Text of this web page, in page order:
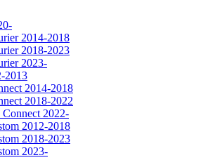
2014-2018
2018-2023
2023-
2013
2014-2018
2018-2022
2022-
2012-2018
2018-2023
2023-